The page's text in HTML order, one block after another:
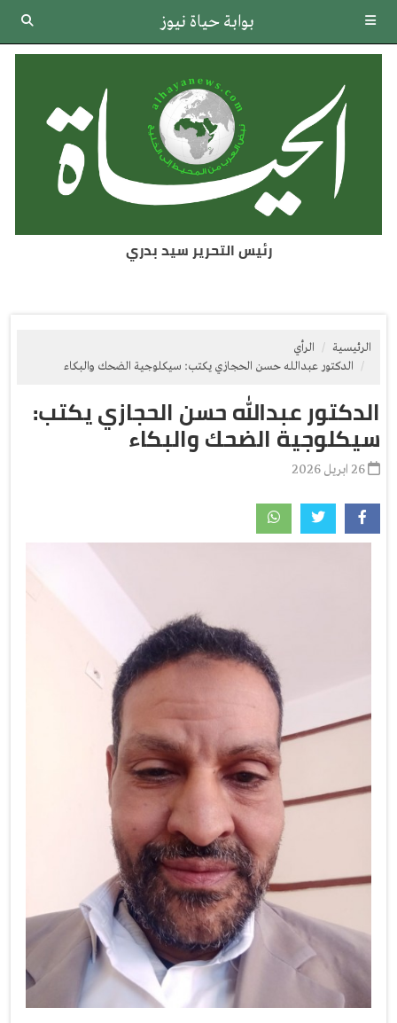
بوابة حياة نيوز
رئيس التحرير سيد بدري
الرئيسية
الرأي
الدكتور عبدالله حسن الحجازي يكتب: سيكلوجية الضحك والبكاء
الدكتور عبدالله حسن الحجازي يكتب:
سيكلوجية الضحك والبكاء